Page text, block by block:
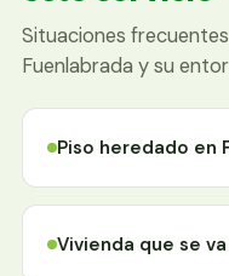
Situaciones
Fuenlabrada y su
Piso heredado en
Vivienda que se